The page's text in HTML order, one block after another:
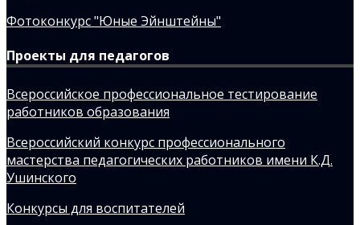
Фотоконкурс "Юные Эйнштейны"
Проекты для педагогов
Всероссийское профессиональное тестирование
работников образования
Всероссийский конкурс профессионального
мастерства педагогических работников имени К.Д.
Ушинского
Конкурсы для воспитателей